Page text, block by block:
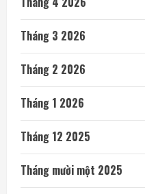
Tháng 3 2026
Tháng 2 2026
Tháng 1 2026
Tháng 12 2025
Tháng mười một 2025